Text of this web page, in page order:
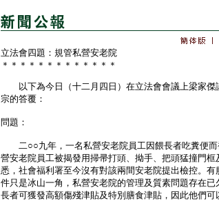
立法會四題：規管私營安老院
＊＊＊＊＊＊＊＊＊＊＊＊＊
以下為今日（十二月四日）在立法會會議上梁家傑
宗的答覆：
問題：
二○○九年，一名私營安老院員工因餵長者吃糞便而
營安老院員工被揭發用掃帚打頭、拗手、把頭猛撞門
悉，社會福利署至今沒有對該兩間安老院提出檢控。
件只是冰山一角，私營安老院的管理及質素問題存在
長者可獲發高額傷殘津貼及特別膳食津貼，因此他們